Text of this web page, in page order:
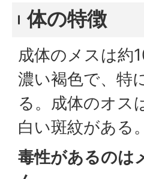
体の特徴
成体のメスは約
濃い褐色で、特
る。成体のオス
白い斑紋がある。
毒性があるのは